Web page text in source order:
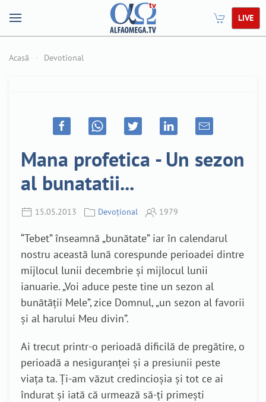
LIVE
Acasă Devotional
Mana profetica - Un sezon
al bunatatii...
15.05.2013 Devoțional 1979
“Tebet” înseamnă „bunătate” iar în calendarul
nostru această lună corespunde perioadei dintre
mijlocul lunii decembrie și mijlocul lunii
ianuarie. „Voi aduce peste tine un sezon al
bunătății Mele”, zice Domnul, „un sezon al favorii
și al harului Meu divin”.
Ai trecut printr-o perioadă dificilă de pregătire, o
perioadă a nesiguranței și a presiunii peste
viața ta. Ți-am văzut credincioșia și tot ce ai
îndurat și iată că urmează să-ți primești